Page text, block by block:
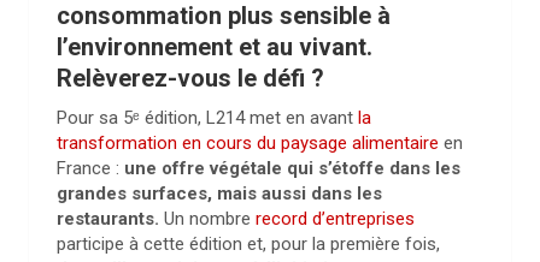
consommation plus sensible à
l’environnement et au vivant.
Relèverez-vous le défi ?
Pour sa 5ᵉ édition, L214 met en avant la
transformation en cours du paysage alimentaire en
France : une offre végétale qui s’étoffe dans les
grandes surfaces, mais aussi dans les
restaurants. Un nombre record d’entreprises
participe à cette édition et, pour la première fois,